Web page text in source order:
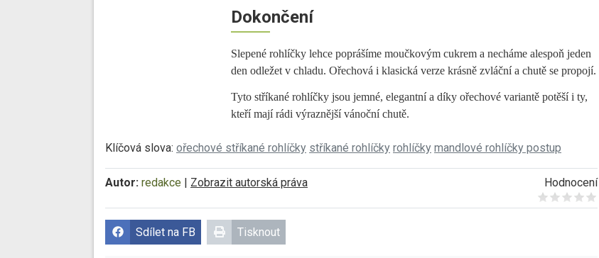
Dokončení
Slepené rohlíčky lehce poprášíme moučkovým cukrem a necháme alespoň jeden
den odležet v chladu. Ořechová i klasická verze krásně zvláční a chutě se propojí.
Tyto stříkané rohlíčky jsou jemné, elegantní a díky ořechové variantě potěší i ty,
kteří mají rádi výraznější vánoční chutě.
Klíčová slova: ořechové stříkané rohlíčky stříkané rohlíčky rohlíčky mandlové rohlíčky postup
Autor: redakce Zobrazit autorská práva
Hodnocení
Give it 1/5
Give it 2/5
Give it 3/5
Give it 4/5
Give it 5/5
Sdílet na FB Tisknout